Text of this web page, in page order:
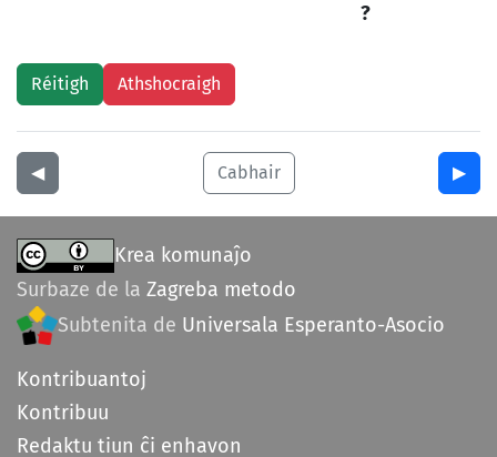
?
◀︎ Cabhair ▶︎
Krea komunaĵo
Surbaze de la Zagreba metodo
Subtenita de Universala Esperanto-Asocio
Kontribuantoj
Kontribuu
Redaktu tiun ĉi enhavon